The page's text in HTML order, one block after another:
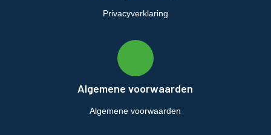
Privacyverklaring
Algemene voorwaarden
Algemene voorwaarden